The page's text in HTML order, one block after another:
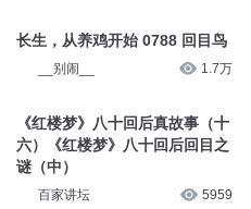
长生，从养鸡开始 0788 回目鸟
__别闹__ 1.7万
《红楼梦》八十回后真故事（十
六）《红楼梦》八十回后回目之
谜（中）
百家讲坛 5959